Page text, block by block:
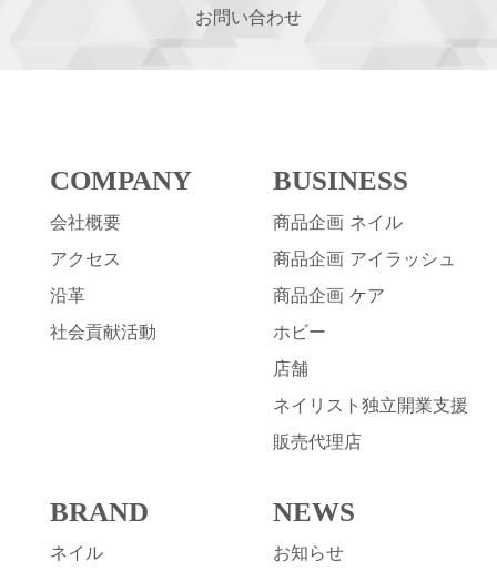
お問い合わせ
COMPANY
会社概要
アクセス
沿革
社会貢献活動
BUSINESS
商品企画 ネイル
商品企画 アイラッシュ
商品企画 ケア
ホビー
店舗
ネイリスト独立開業支援
販売代理店
BRAND
ネイル
NEWS
お知らせ